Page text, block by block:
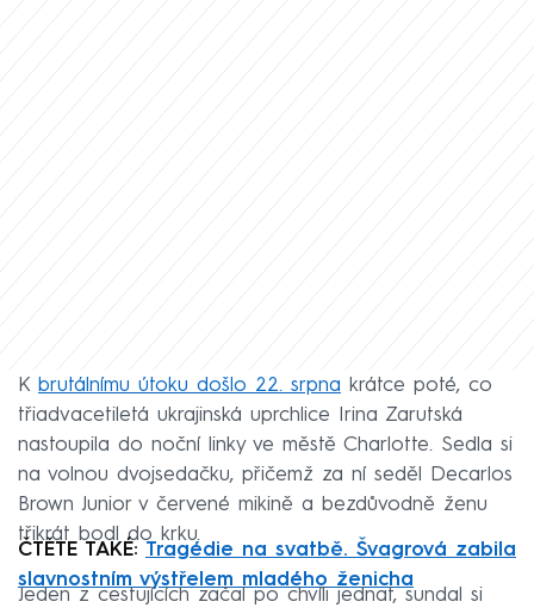
K brutálnímu útoku došlo 22. srpna krátce poté, co
třiadvacetiletá ukrajinská uprchlice Irina Zarutská
nastoupila do noční linky ve městě Charlotte. Sedla si
na volnou dvojsedačku, přičemž za ní seděl Decarlos
Brown Junior v červené mikině a bezdůvodně ženu
třikrát bodl do krku.
ČTĚTE TAKÉ: Tragédie na svatbě. Švagrová zabila
slavnostním výstřelem mladého ženicha
Jeden z cestujících začal po chvíli jednat, sundal si